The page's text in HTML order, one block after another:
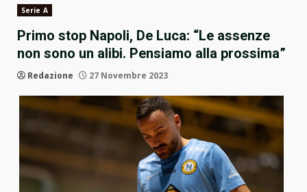
Serie A
Primo stop Napoli, De Luca: “Le assenze
non sono un alibi. Pensiamo alla prossima”
Redazione 27 Novembre 2023